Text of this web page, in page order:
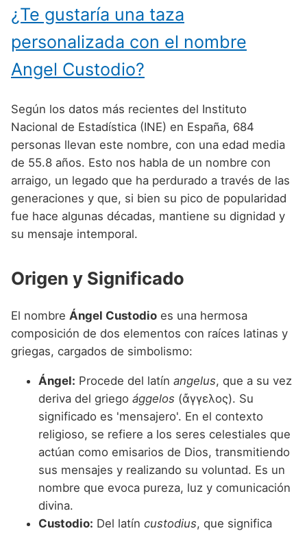
Nombres de niño que empiezan por K
Nombres de niño que empiezan por L
Nombres de niño que empiezan por M
Nombres de niño que empiezan por N
Nombres de niño que empiezan por O
Nombres de niño que empiezan por P
Nombres de niño que empiezan por Q
Nombres de niño que empiezan por R
Nombres de niño que empiezan por S
Nombres de niño que empiezan por U
Nombres de niño que empiezan por V
Nombres de niño que empiezan por W
Nombres de niño que empiezan por X
Nombres de niño que empiezan por Y
Nombres de niño que empiezan por Z
Nombres de Niño Madrileños
Nombres de Niño Murcianos
Nombres de Niño Navarros
Nombres de Niño Riojanos
Nombres de Niño Valencianos
Nombres de Niño Vascos
Nombres de Niño Ingleses
Nombres de Niño Italianos
Nombres de Niño Japoneses
Nombres de Niño Marroquíes
Nombres de Niño Portugueses
Nombres de Niño Rumanos
Nombres de Niño Rusos
Nombres de Niño Suecos
¿Te gustaría una taza
personalizada con el nombre
Angel Custodio?
Según los datos más recientes del Instituto
Nacional de Estadística (INE) en España, 684
personas llevan este nombre, con una edad media
de 55.8 años. Esto nos habla de un nombre con
arraigo, un legado que ha perdurado a través de las
generaciones y que, si bien su pico de popularidad
fue hace algunas décadas, mantiene su dignidad y
su mensaje intemporal.
Origen y Significado
El nombre Ángel Custodio es una hermosa
composición de dos elementos con raíces latinas y
griegas, cargados de simbolismo:
Ángel: Procede del latín angelus, que a su vez
deriva del griego ággelos (ἄγγελος). Su
significado es 'mensajero'. En el contexto
religioso, se refiere a los seres celestiales que
actúan como emisarios de Dios, transmitiendo
sus mensajes y realizando su voluntad. Es un
nombre que evoca pureza, luz y comunicación
divina.
Custodio: Del latín custodius, que significa